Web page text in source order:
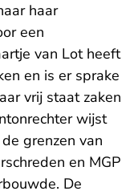
haar
een
van Lot heeft
en is er sprake
vrij staat zaken
wijst
grenzen van
en MGP
De